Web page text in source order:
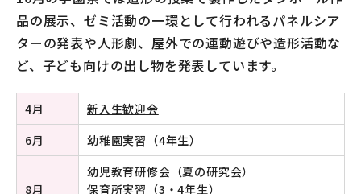
品の展示、ゼミ活動の一環として行われるパネルシア
ターの発表や人形劇、屋外での運動遊びや造形活動な
ど、子ども向けの出し物を発表しています。
4月
新入生歓迎会
6月
幼稚園実習（4年生）
8月
幼児教育研修会（夏の研究会）
保育所実習（3・4年生）